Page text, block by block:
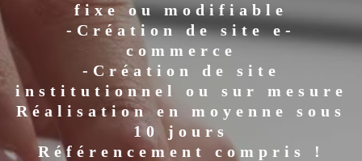
fixe ou modifiable
-Création de site e-
commerce
-Création de site
institutionnel ou sur mesure
Réalisation en moyenne sous
10 jours
Référencement compris !